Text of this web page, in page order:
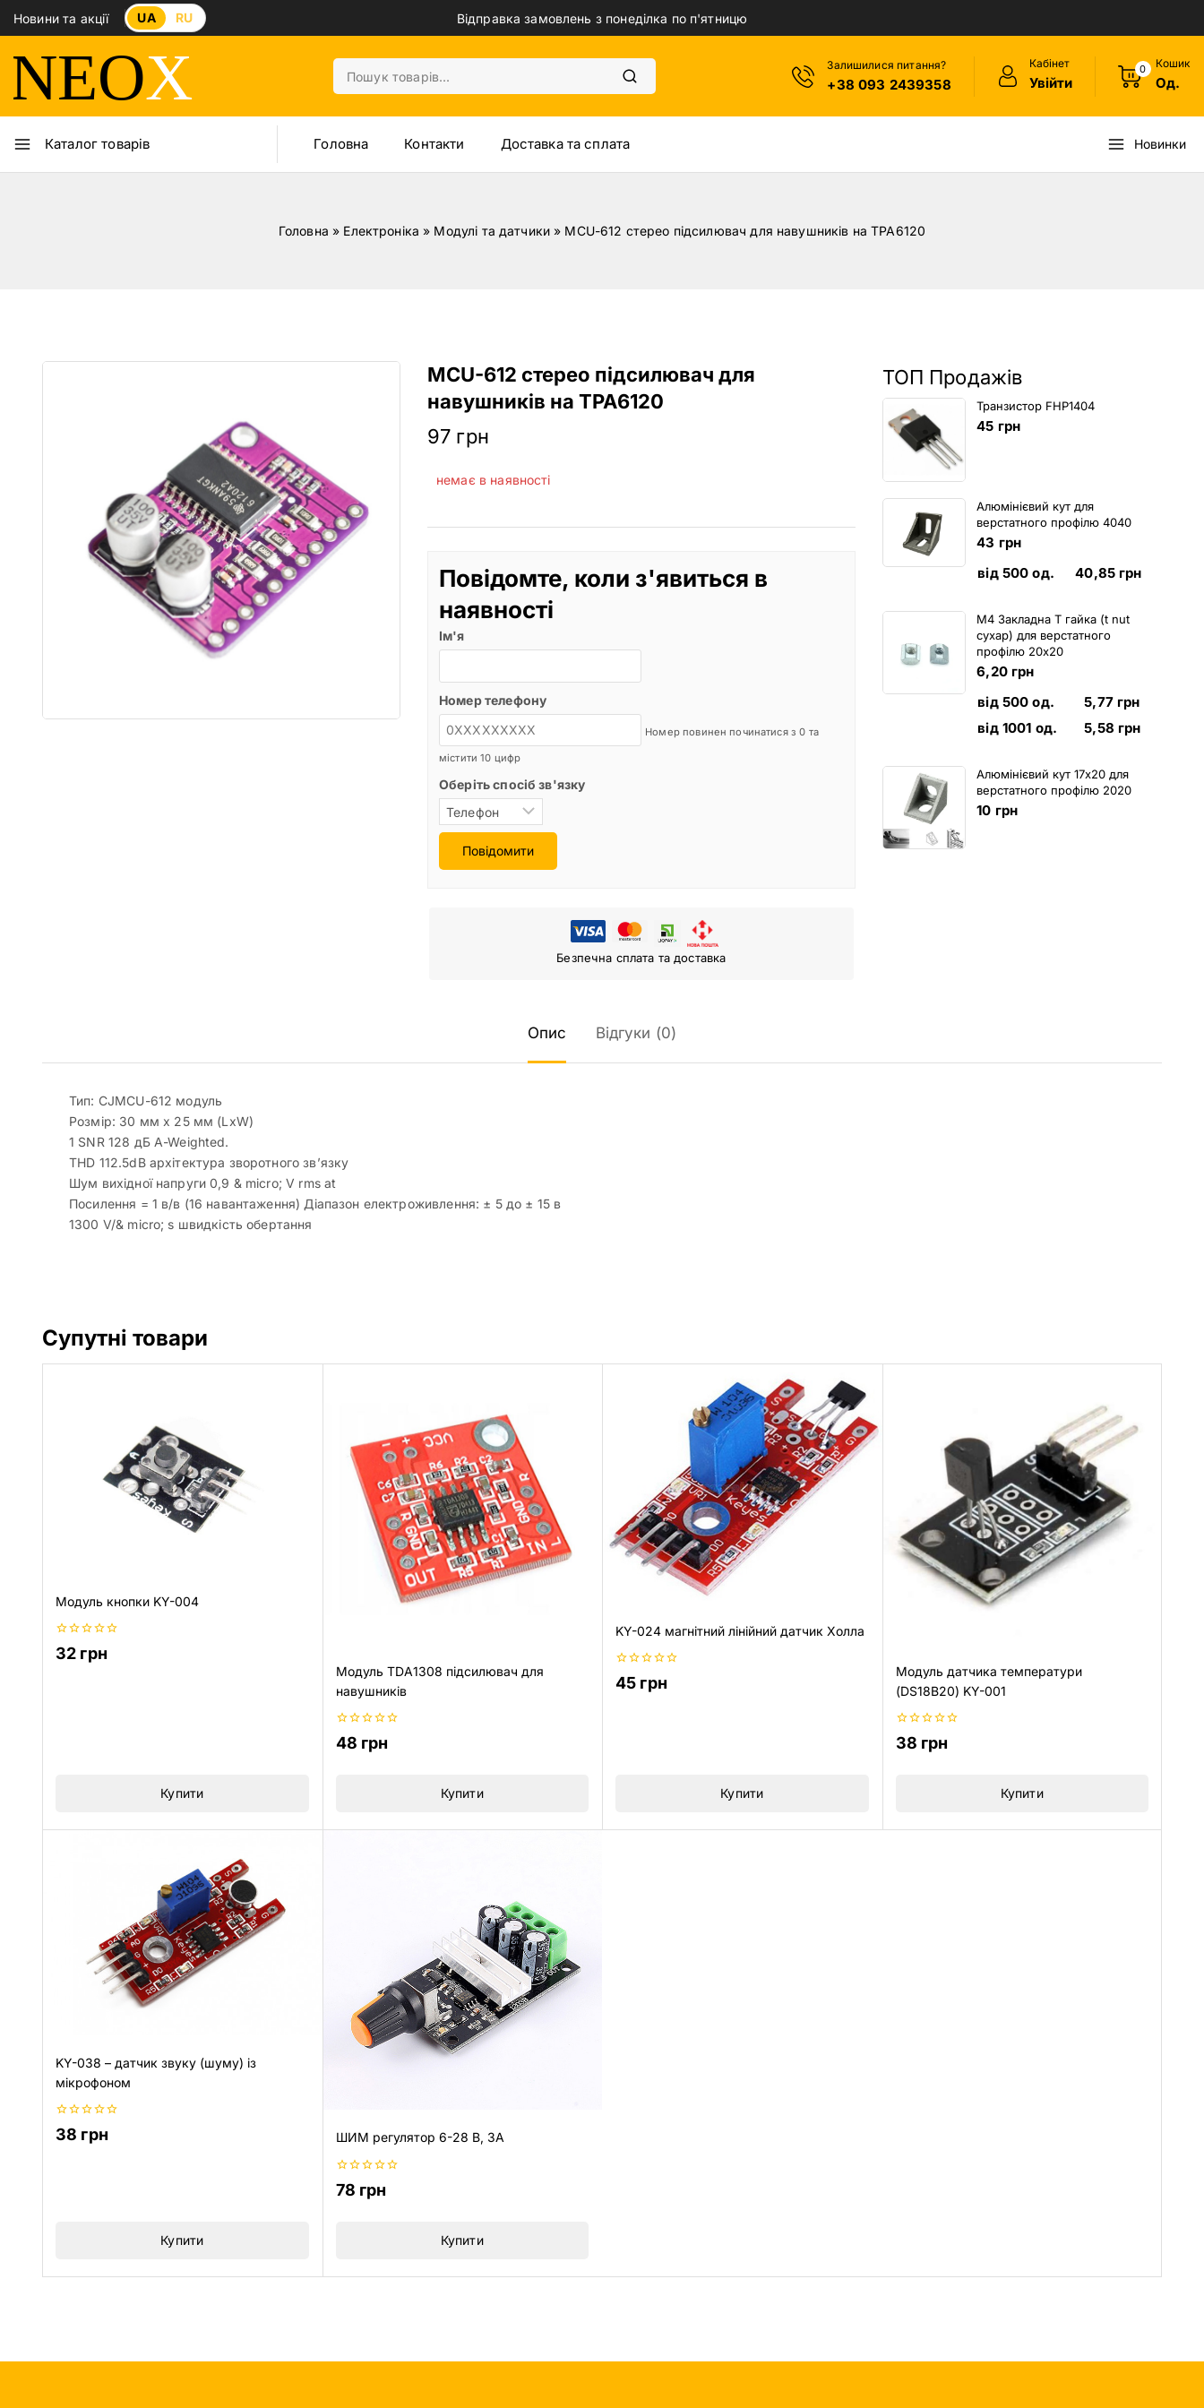
Новини та акції UA RU Відправка замовлень з понеділка по п'ятницю
Залишилися питання?
+38 093 2439358
Кабінет
Увійти
0 Кошик
Од.
Каталог товарів Головна Контакти Доставка та сплата Новинки
Головна » Електроніка » Модулі та датчики » MCU-612 стерео підсилювач для навушників на TPA6120
ТОП Продажів
Транзистор FHP1404
45 грн
Алюмінієвий кут для
верстатного профілю 4040
43 грн
від 500 од.
40,85 грн
M4 Закладна Т гайка (t nut
сухар) для верстатного
профілю 20х20
6,20 грн
від 500 од.
5,77 грн
від 1001 од.
5,58 грн
Алюмінієвий кут 17х20 для
верстатного профілю 2020
10 грн
MCU-612 стерео підсилювач для
навушників на TPA6120
97 грн
немає в наявності
Повідомте, коли з'явиться в
наявності
Ім'я
Номер телефону
Номер повинен починатися з 0 та
містити 10 цифр
Оберіть спосіб зв'язку
Повідомити
Безпечна сплата та доставка
Опис Відгуки (0)
Тип: CJMCU-612 модуль
Розмір: 30 мм x 25 мм (LxW)
1 SNR 128 дБ A-Weighted.
THD 112.5dB архітектура зворотного зв’язку
Шум вихідної напруги 0,9 & micro; V rms at
Посилення = 1 в/в (16 навантаження) Діапазон електроживлення: ± 5 до ± 15 в
1300 V/& micro; s швидкість обертання
Супутні товари
Модуль кнопки KY-004
0
з
32 грн
Купити
Модуль TDA1308 підсилювач для
навушників
0
з
48 грн
Купити
KY-024 магнітний лінійний датчик Холла
0
з
45 грн
Купити
Модуль датчика температури
(DS18B20) KY-001
0
з
38 грн
Купити
KY-038 – датчик звуку (шуму) із
мікрофоном
0
з
38 грн
Купити
ШИМ регулятор 6-28 В, 3A
0
з
78 грн
Купити